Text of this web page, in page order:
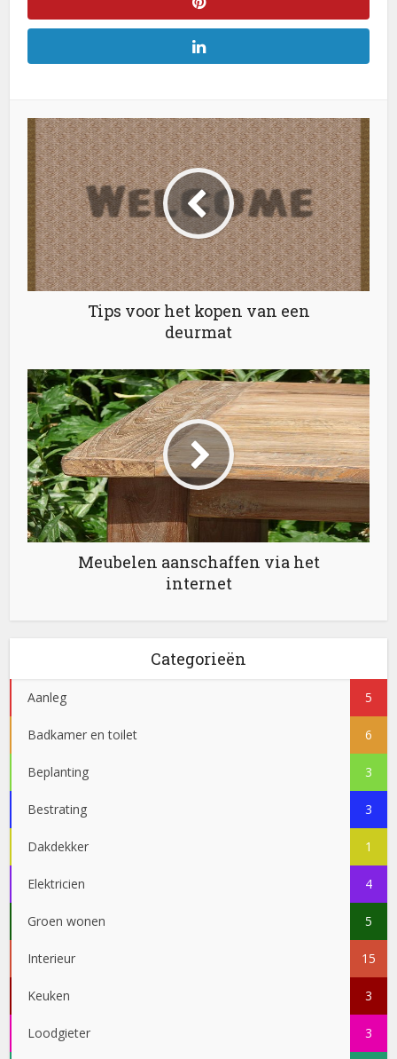
Tips voor het kopen van een
deurmat
Meubelen aanschaffen via het
internet
Categorieën
Aanleg 5
Badkamer en toilet 6
Beplanting 3
Bestrating 3
Dakdekker 1
Elektricien 4
Groen wonen 5
Interieur 15
Keuken 3
Loodgieter 3